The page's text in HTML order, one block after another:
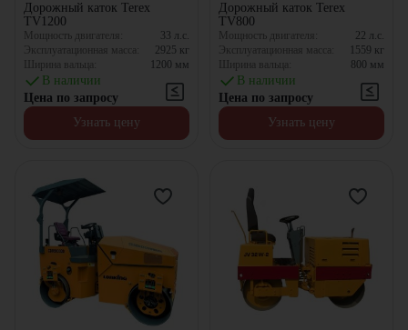
Дорожный каток Terex
TV1200
Мощность двигателя: 33 л.с.
Эксплуатационная масса:
2925 кг
Ширина вальца:
1200 мм
В наличии
Цена по запросу
Узнать цену
Дорожный каток Terex
TV800
Мощность двигателя: 22 л.с.
Эксплуатационная масса:
1559 кг
Ширина вальца:
800 мм
В наличии
Цена по запросу
Узнать цену